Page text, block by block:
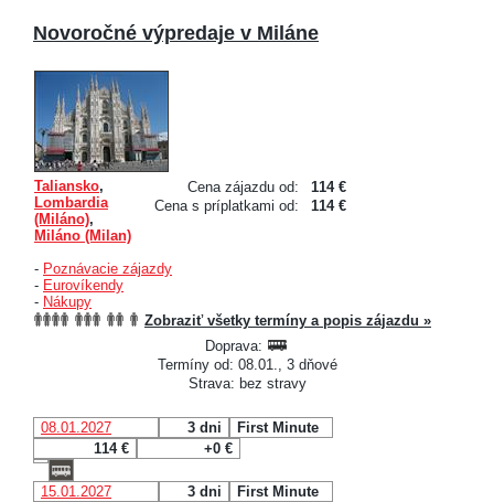
Novoročné výpredaje v Miláne
Cena zájazdu od:
114 €
Cena s príplatkami od:
114 €
Taliansko,
Lombardia
(Miláno),
Miláno (Milan)
- Poznávacie zájazdy
- Eurovíkendy
- Nákupy
Zobraziť všetky termíny a popis zájazdu »
Doprava:
Termíny od: 08.01., 3 dňové
Strava: bez stravy
08.01.2027 3 dni
First Minute
114 €
+0 €
15.01.2027 3 dni
First Minute